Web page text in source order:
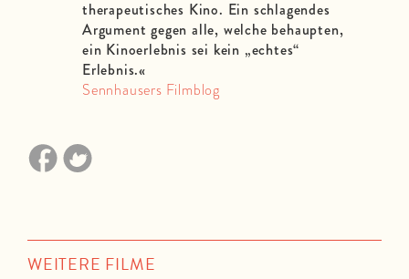
therapeutisches Kino. Ein schlagendes
Argument gegen alle, welche behaupten,
ein Kinoerlebnis sei kein „echtes“
Erlebnis.«
Sennhausers Filmblog
WEITERE FILME